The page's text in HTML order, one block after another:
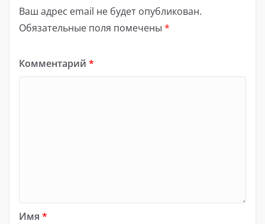
Ваш адрес email не будет опубликован.
Обязательные поля помечены *
Комментарий *
Имя *